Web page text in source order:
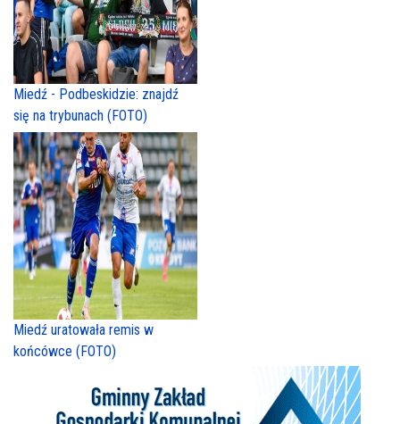
Miedź - Podbeskidzie: znajdź
się na trybunach (FOTO)
Miedź uratowała remis w
końcówce (FOTO)